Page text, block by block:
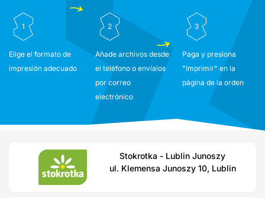
1
Elige el formato de
impresión adecuado
2
Añade archivos desde
el teléfono o envíalos
por correo
electrónico
3
Paga y presiona
"Imprimir" en la
página de la orden
Stokrotka - Lublin Junoszy
ul. Klemensa Junoszy 10, Lublin